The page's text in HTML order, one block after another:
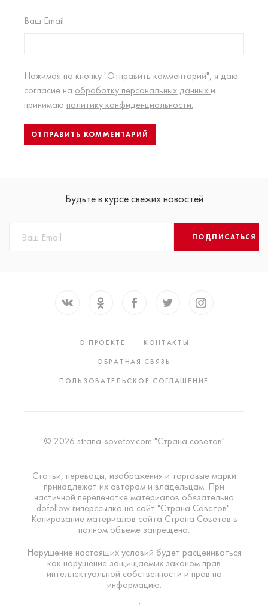
Ваш Email
Нажимая на кнопку "Отправить комментарий", я даю
согласие на обработку персональных данных и
принимаю политику конфиденциальности.
Будьте в курсе свежих новостей
ПОДПИСАТЬСЯ
О ПРОЕКТЕ
КОНТАКТЫ
ОБРАТНАЯ СВЯЗЬ
ПОЛЬЗОВАТЕЛЬСКОЕ СОГЛАШЕНИЕ
© 2026 strana-sovetov.com "Страна советов"
Статьи, переводы, изображения и торговые марки
принадлежат их авторам и владельцам. При
частичной перепечатке материалов обязательна
dofollow гиперссылка на сайт "Страна Советов".
Копирование материалов сайта Страна Советов в
полном объеме запрещено.
Нарушение настоящих условий будет расцениваться
как нарушение защищаемых законом прав
интеллектуальной собственности и прав на
информацию.